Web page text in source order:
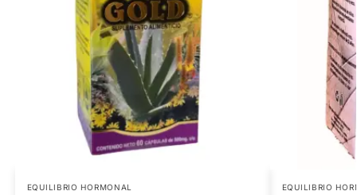
EQUILIBRIO HORMONAL EQUILIBRIO